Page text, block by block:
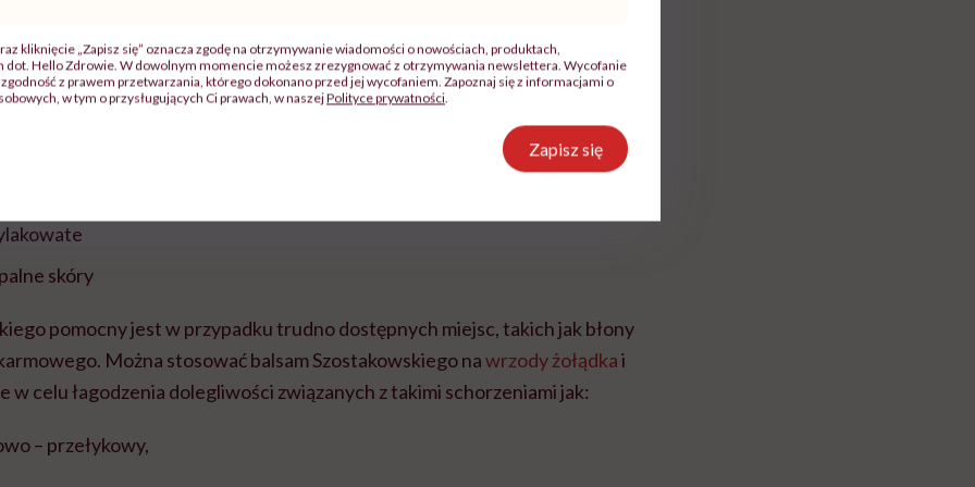
że leczy się nim również takie problemy skórne jak:
termiczne i popromienne
skóry
pomocny jest w przypadku trudno dostępnych miejsc, takich jak błony
Można stosować balsam Szostakowskiego nawrzody żołądkai
w celu łagodzenia dolegliwości związanych z takimi schorzeniami jak:
– przełykowy,
kliknięcie „Zapisz się” oznacza zgodę na otrzymywanie wiadomości o nowościach, produktach,
dot. Hello Zdrowie. W dowolnym momencie możesz zrezygnować z otrzymywania newslettera. Wycofanie
zgodność z prawem przetwarzania, którego dokonano przed jej wycofaniem. Zapoznaj się z informacjami o
w tym o przysługujących Ci prawach, w naszejPolityce prywatności.
Zapisz się